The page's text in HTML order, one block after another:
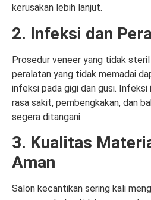
kerusakan lebih lanjut.
2. Infeksi dan
Prosedur veneer yang tidak
peralatan yang tidak memadai
infeksi pada gigi dan gusi. Infeksi
rasa sakit, pembengkakan, dan
segera ditangani.
3. Kualitas
Aman
Salon kecantikan sering kali